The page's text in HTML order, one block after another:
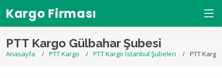
Kargo Firması
PTT Kargo Gülbahar Şubesi
Anasayfa PTT Kargo PTT Kargo İstanbul Şubeleri PTT